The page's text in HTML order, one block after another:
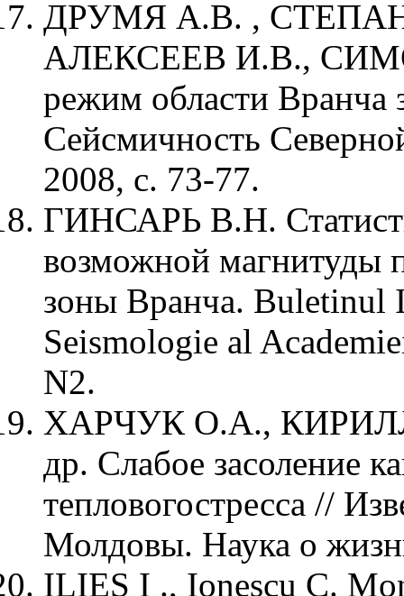
ДРУМЯ А.В. ,
АЛЕКСЕЕВ И.В.,
режим области Вранча
Сейсмичность
2008, с. 73-77.
ГИНСАРЬ В.Н.
возможной магнитуды
зоны Вранча. Buletinul
Seismologie al
N2.
ХАРЧУК О.А.,
др. Слабое засоление
тепловогостресса //
Молдовы. Наука о
ILIES I ., Ionescu C.